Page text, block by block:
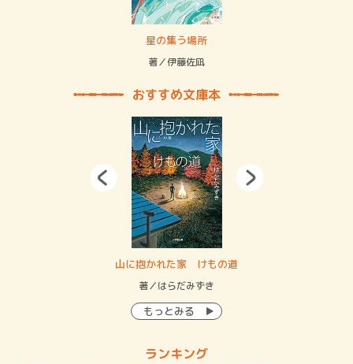
星の集う場所
著／伊藤佐凪
おすすめ文庫本
山に抱かれた家 けもの道
著／はらだみずき
もっとみる
ランキング